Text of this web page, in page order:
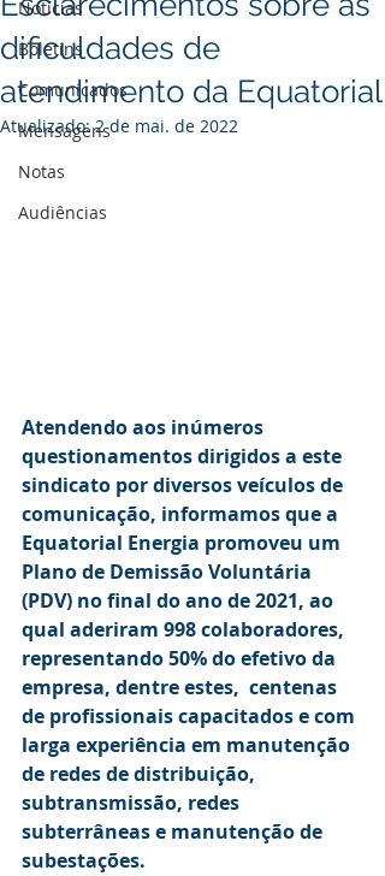
Notícias
Boletins
Comunicados
Mensagens
Notas
Audiências
dificuldades de
atendimento da Equatorial
Atualizado:2 de mai. de 2022
Atendendo aos inúmeros
questionamentos dirigidos a este
sindicato por diversos veículos de
comunicação, informamos que a
Equatorial Energia promoveu um
Plano de Demissão Voluntária
(PDV) no final do ano de 2021, ao
qual aderiram 998 colaboradores,
representando 50% do efetivo da
empresa, dentre estes,  centenas
de profissionais capacitados e com
larga experiência em manutenção
de redes de distribuição,
subtransmissão, redes
subterrâneas e manutenção de
subestações.